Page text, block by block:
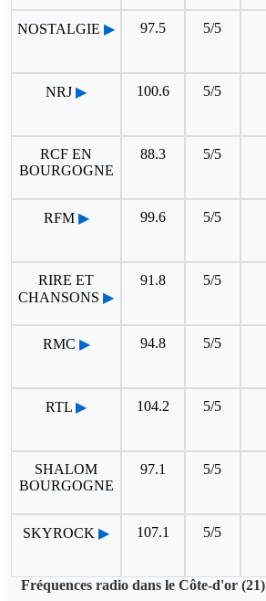
NOSTALGIE ▶ 97.5 5/5
NRJ ▶ 100.6 5/5
RCF EN
BOURGOGNE
88.3 5/5
RFM ▶ 99.6 5/5
RIRE ET
CHANSONS ▶
91.8 5/5
RMC ▶ 94.8 5/5
RTL ▶ 104.2 5/5
SHALOM
BOURGOGNE
97.1 5/5
SKYROCK ▶ 107.1 5/5
Fréquences radio dans le Côte-d'or (21)